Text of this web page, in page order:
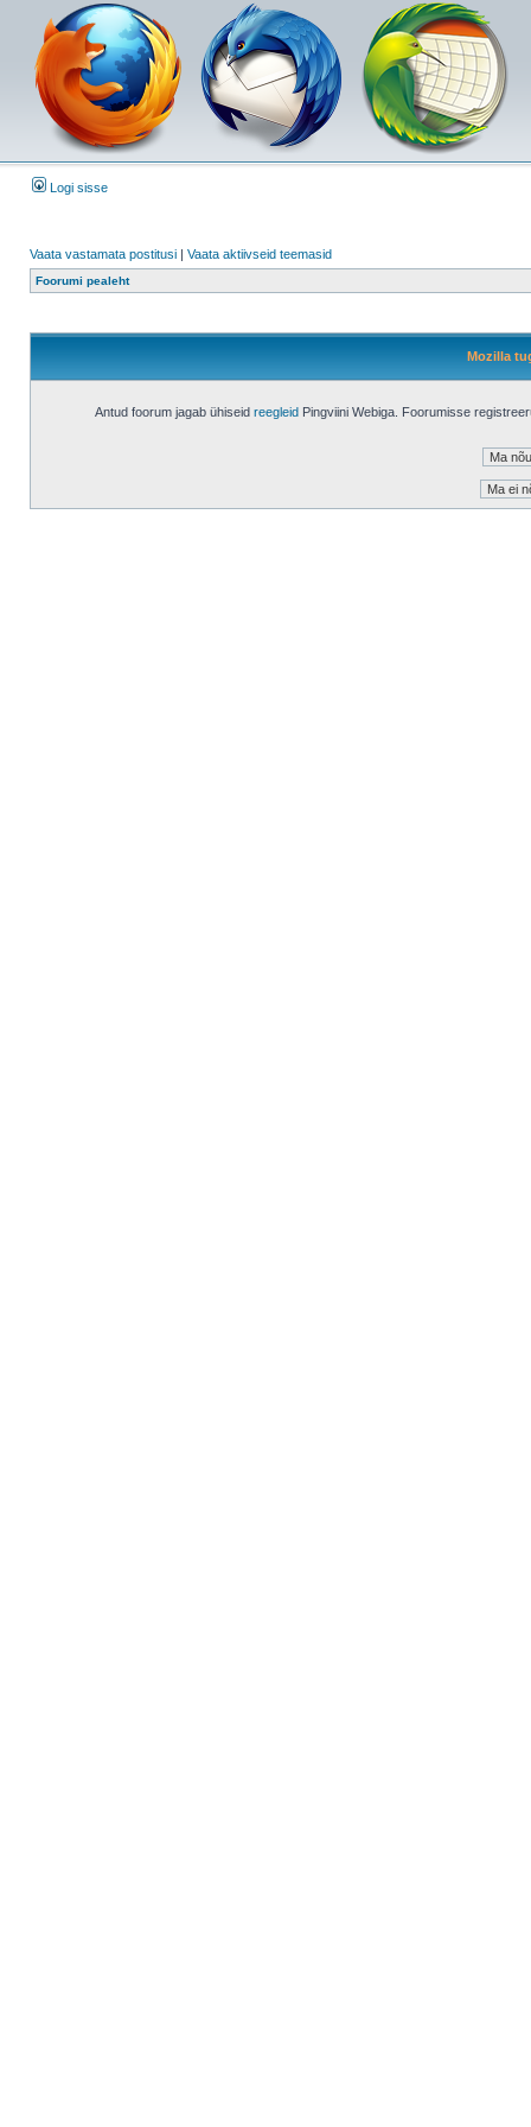
Logi sisse
Vaata vastamata postitusi | Vaata aktiivseid teemasid
Foorumi pealeht
Mozilla
Antud foorum jagab ühiseid reegleid Pingviini Webiga. Foorumisse